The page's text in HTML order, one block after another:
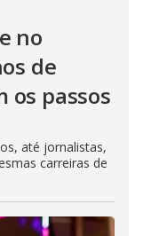
no
de
os passos
até jornalistas,
carreiras de